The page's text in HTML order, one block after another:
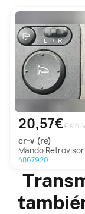
20,57€€ sin
cr-v (re)
Mando Retrovisor Para
4867920